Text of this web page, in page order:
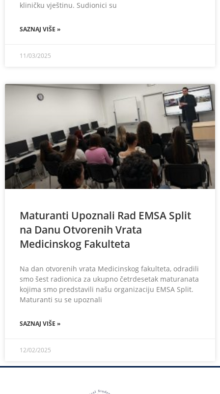
kliničku vještinu. Sudionici su
SAZNAJ VIŠE »
11/03/2025
Maturanti Upoznali Rad EMSA Split
na Danu Otvorenih Vrata
Medicinskog Fakulteta
Na dan otvorenih vrata Medicinskog fakulteta, odradili
smo šest radionica za ukupno četrdesetak maturanata
kojima smo predstavili našu organizaciju EMSA Split.
Maturanti su se upoznali
SAZNAJ VIŠE »
12/02/2025